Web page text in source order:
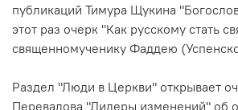
публикаций Тимура Щукина
этот раз очерк "Как русскому стать
священномученику Фаддею
Раздел "Люди в Церкви" открывает
Перевалова "Лидеры изменений" об